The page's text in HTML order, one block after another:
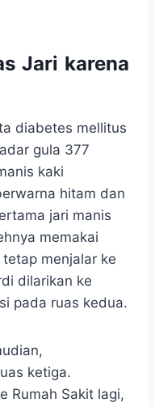
Jari karena
diabetes mellitus
gula 377
kaki
hitam dan
jari manis
memakai
menjalar ke
dilarikan ke
pada ruas kedua.
ketiga.
Rumah Sakit lagi,